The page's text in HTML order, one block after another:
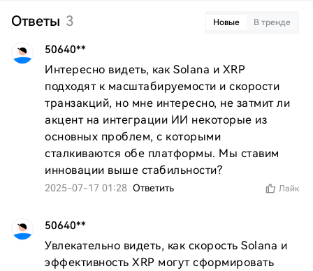
Ответы 3 Новые В тренде
50640**
Интересно видеть, как Solana и XRP
подходят к масштабируемости и скорости
транзакций, но мне интересно, не затмит ли
акцент на интеграции ИИ некоторые из
основных проблем, с которыми
сталкиваются обе платформы. Мы ставим
инновации выше стабильности?
2025-07-17 01:28 Ответить Лайк
50640**
Увлекательно видеть, как скорость Solana и
эффективность XRP могут сформировать